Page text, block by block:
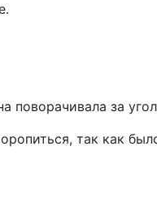
поворачивала за
так как